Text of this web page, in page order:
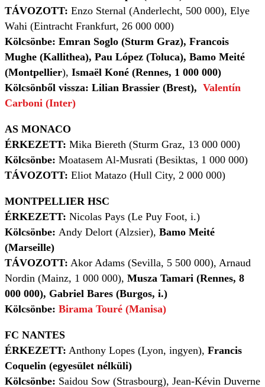
TÁVOZOTT: Enzo Sternal (Anderlecht, 500 000), Elye
Wahi (Eintracht Frankfurt, 26 000 000)
Kölcsönbe: Emran Soglo (Sturm Graz), Francois
Mughe (Kallithea), Pau López (Toluca), Bamo Meité
(Montpellier), Ismaël Koné (Rennes, 1 000 000)
Kölcsönből vissza: Lilian Brassier (Brest), Valentín
Carboni (Inter)
AS MONACO
ÉRKEZETT: Mika Biereth (Sturm Graz, 13 000 000)
Kölcsönbe: Moatasem Al-Musrati (Besiktas, 1 000 000)
TÁVOZOTT: Eliot Matazo (Hull City, 2 000 000)
MONTPELLIER HSC
ÉRKEZETT: Nicolas Pays (Le Puy Foot, i.)
Kölcsönbe: Andy Delort (Alzsier), Bamo Meité
(Marseille)
TÁVOZOTT: Akor Adams (Sevilla, 5 500 000), Arnaud
Nordin (Mainz, 1 000 000), Musza Tamari (Rennes, 8
000 000), Gabriel Bares (Burgos, i.)
Kölcsönbe: Birama Touré (Manisa)
FC NANTES
ÉRKEZETT: Anthony Lopes (Lyon, ingyen), Francis
Coquelin (egyesület nélküli)
Kölcsönbe: Saidou Sow (Strasbourg), Jean-Kévin Duverne